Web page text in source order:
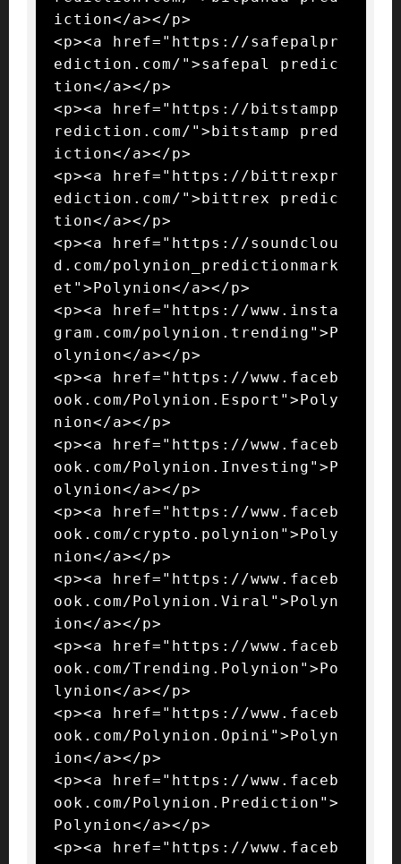
iction</a></p>
<p><a href="https://safepalpr
ediction.com/">safepal predic
tion</a></p>
<p><a href="https://bitstampp
rediction.com/">bitstamp pred
iction</a></p>
<p><a href="https://bittrexpr
ediction.com/">bittrex predic
tion</a></p>
<p><a href="https://soundclou
d.com/polynion_predictionmark
et">Polynion</a></p>
<p><a href="https://www.insta
gram.com/polynion.trending">P
olynion</a></p>
<p><a href="https://www.faceb
ook.com/Polynion.Esport">Poly
nion</a></p>
<p><a href="https://www.faceb
ook.com/Polynion.Investing">P
olynion</a></p>
<p><a href="https://www.faceb
ook.com/crypto.polynion">Poly
nion</a></p>
<p><a href="https://www.faceb
ook.com/Polynion.Viral">Polyn
ion</a></p>
<p><a href="https://www.faceb
ook.com/Trending.Polynion">Po
lynion</a></p>
<p><a href="https://www.faceb
ook.com/Polynion.Opini">Polyn
ion</a></p>
<p><a href="https://www.faceb
ook.com/Polynion.Prediction">
Polynion</a></p>
<p><a href="https://www.faceb